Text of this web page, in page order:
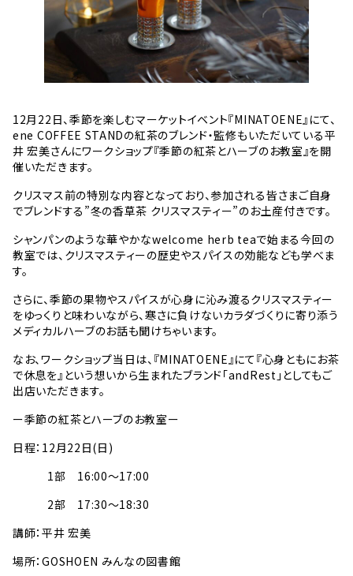
12月22日、季節を楽しむマーケットイベント『MINATOENE』にて、
ene COFFEE STANDの紅茶のブレンド・監修もいただいている平
井 宏美さんにワークショップ『季節の紅茶とハーブのお教室』を開
催いただきます。
クリスマス前の特別な内容となっており、参加される皆さまご自身
でブレンドする”冬の香草茶 クリスマスティー”のお土産付きです。
シャンパンのような華やかなwelcome herb teaで始まる今回の
教室では、クリスマスティーの歴史やスパイスの効能なども学べま
す。
さらに、季節の果物やスパイスが心身に沁み渡るクリスマスティー
をゆっくりと味わいながら、寒さに負けないカラダづくりに寄り添う
メディカルハーブのお話も聞けちゃいます。
なお、ワークショップ当日は、『MINATOENE』にて『心身ともにお茶
で休息を』という想いから生まれたブランド「andRest」としてもご
出店いただきます。
ー季節の紅茶とハーブのお教室ー
日程：12月22日(日)
1部 16:00〜17:00
2部 17:30〜18:30
講師：平井 宏美
場所：GOSHOEN みんなの図書館